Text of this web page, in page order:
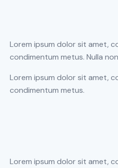
Lorem ipsum dolor sit amet,
condimentum metus. Nulla
Lorem ipsum dolor sit amet,
condimentum metus.
Lorem ipsum dolor sit amet,